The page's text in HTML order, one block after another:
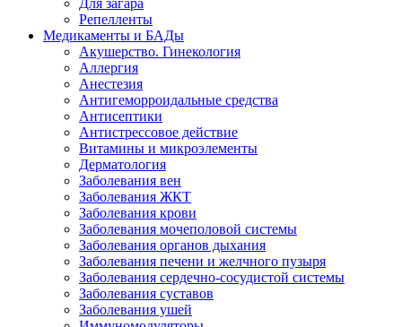
Для загара
Репелленты
Медикаменты и БАДы
Акушерство. Гинекология
Аллергия
Анестезия
Антигеморроидальные средства
Антисептики
Антистрессовое действие
Витамины и микроэлементы
Дерматология
Заболевания вен
Заболевания ЖКТ
Заболевания крови
Заболевания мочеполовой системы
Заболевания органов дыхания
Заболевания печени и желчного пузыря
Заболевания сердечно-сосудистой системы
Заболевания суставов
Заболевания ушей